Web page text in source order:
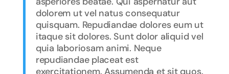
dolorem ut vel natus consequatur
quisquam. Repudiandae dolores eum ut
itaque sit dolores. Sunt dolor aliquid vel
quia laboriosam animi. Neque
repudiandae placeat est
exercitationem. Assumenda et sit quos.